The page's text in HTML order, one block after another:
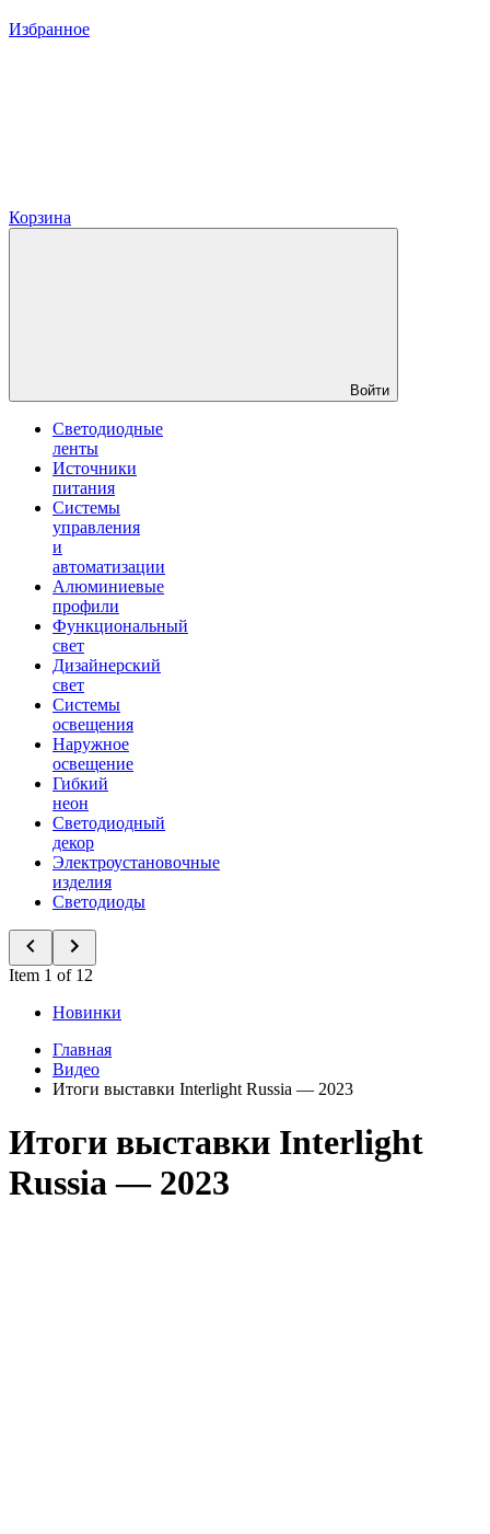
Избранное
Корзина
Войти
Светодиодные
ленты
Источники
питания
Системы
управления
и
автоматизации
Алюминиевые
профили
Функциональный
свет
Дизайнерский
свет
Системы
освещения
Наружное
освещение
Гибкий
неон
Светодиодный
декор
Электроустановочные
изделия
Светодиоды
Item 1 of 12
Новинки
Главная
Видео
Итоги выставки Interlight Russia — 2023
Итоги выставки Interlight
Russia — 2023